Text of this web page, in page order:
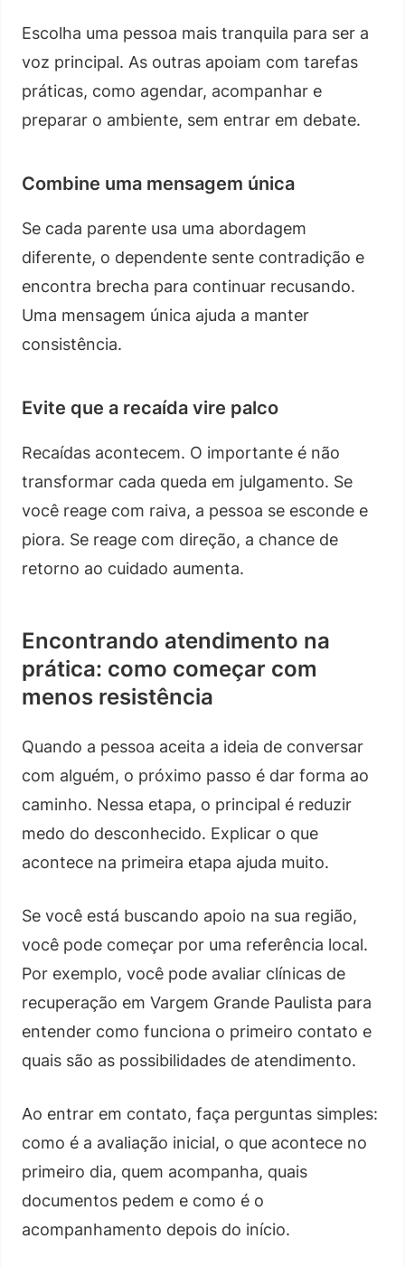
Escolha uma pessoa mais tranquila para ser a
voz principal. As outras apoiam com tarefas
práticas, como agendar, acompanhar e
preparar o ambiente, sem entrar em debate.
Combine uma mensagem única
Se cada parente usa uma abordagem
diferente, o dependente sente contradição e
encontra brecha para continuar recusando.
Uma mensagem única ajuda a manter
consistência.
Evite que a recaída vire palco
Recaídas acontecem. O importante é não
transformar cada queda em julgamento. Se
você reage com raiva, a pessoa se esconde e
piora. Se reage com direção, a chance de
retorno ao cuidado aumenta.
Encontrando atendimento na
prática: como começar com
menos resistência
Quando a pessoa aceita a ideia de conversar
com alguém, o próximo passo é dar forma ao
caminho. Nessa etapa, o principal é reduzir
medo do desconhecido. Explicar o que
acontece na primeira etapa ajuda muito.
Se você está buscando apoio na sua região,
você pode começar por uma referência local.
Por exemplo, você pode avaliar clínicas de
recuperação em Vargem Grande Paulista para
entender como funciona o primeiro contato e
quais são as possibilidades de atendimento.
Ao entrar em contato, faça perguntas simples:
como é a avaliação inicial, o que acontece no
primeiro dia, quem acompanha, quais
documentos pedem e como é o
acompanhamento depois do início.